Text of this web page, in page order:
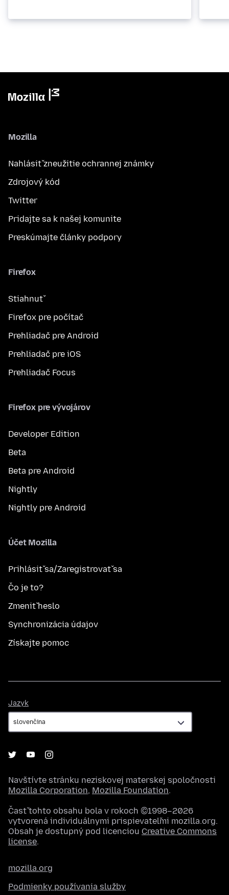
Mozilla
Nahlásiť zneužitie ochrannej známky
Zdrojový kód
Twitter
Pridajte sa k našej komunite
Preskúmajte články podpory
Firefox
Stiahnuť
Firefox pre počítač
Prehliadač pre Android
Prehliadač pre iOS
Prehliadač Focus
Firefox pre vývojárov
Developer Edition
Beta
Beta pre Android
Nightly
Nightly pre Android
Účet Mozilla
Prihlásiť sa/Zaregistrovať sa
Čo je to?
Zmeniť heslo
Synchronizácia údajov
Získajte pomoc
Jazyk
Navštívte stránku neziskovej materskej spoločnosti
Mozilla Corporation, Mozilla Foundation.
Časť tohto obsahu bola v rokoch ©1998–2026
vytvorená individuálnymi prispievateľmi mozilla.org.
Obsah je dostupný pod licenciou Creative Commons
license.
mozilla.org
Podmienky používania služby